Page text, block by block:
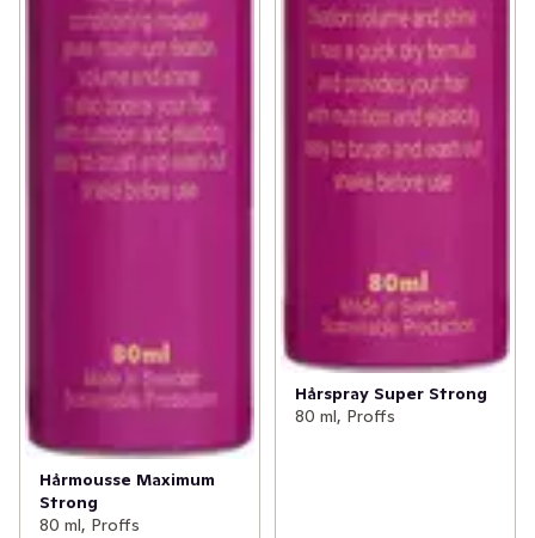
Hårmousse Maximum
Strong
80 ml, Proffs
Hårspray Super Strong
80 ml, Proffs